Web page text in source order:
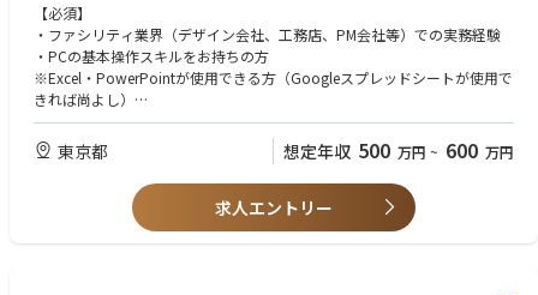
【具体的には】
・オフィス施設、設備の管理・維持・修繕
・オフィス移転・開設プロジェクトの計画立案・実行・進捗管理
・ビル管理会社との連絡調整、請求書処理等の業務
・オフィスサプライの在庫管理・発注
・各種プロジェクト（移転、改装等）の管理
・施設関連予算の策定・管理・コスト削減提案
・安全衛生管理、セキュリティ管理
【必須】
・ファシリティ業界（デザイン会社、工務店、PM会社等）での実務経験
・PCの基本操作スキルをお持ちの方
※Excel・PowerPointが使用できる方（Googleスプレッドシートが使用で
きれば尚よし）
【歓迎】
・オフィス開設、移転プロジェクトの経験がある方
・オフィス環境改善に関する提案・実施経験
・関連資格（ビル管理技術者、電気主任技術者等）保有者
・2年以上ファシリティマネジメントの経験、専門知識
東京都 想定年収 500 万円 ~ 600 万円
求人エントリー